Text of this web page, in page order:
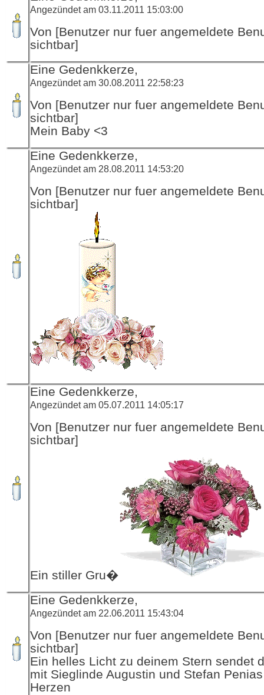
Angezündet am 03.11.2011 15:03:00
Von [Benutzer nur fuer angemeldete
sichtbar]
Eine Gedenkkerze,
Angezündet am 30.08.2011 22:58:23
Von [Benutzer nur fuer angemeldete
sichtbar]
Mein Baby <3
Eine Gedenkkerze,
Angezündet am 28.08.2011 14:53:20
Von [Benutzer nur fuer angemeldete
sichtbar]
Eine Gedenkkerze,
Angezündet am 05.07.2011 14:05:17
Von [Benutzer nur fuer angemeldete
sichtbar]
Ein stiller Gru�
Eine Gedenkkerze,
Angezündet am 22.06.2011 15:43:04
Von [Benutzer nur fuer angemeldete
sichtbar]
Ein helles Licht zu deinem Stern sendet
mit Sieglinde Augustin und Stefan
Herzen